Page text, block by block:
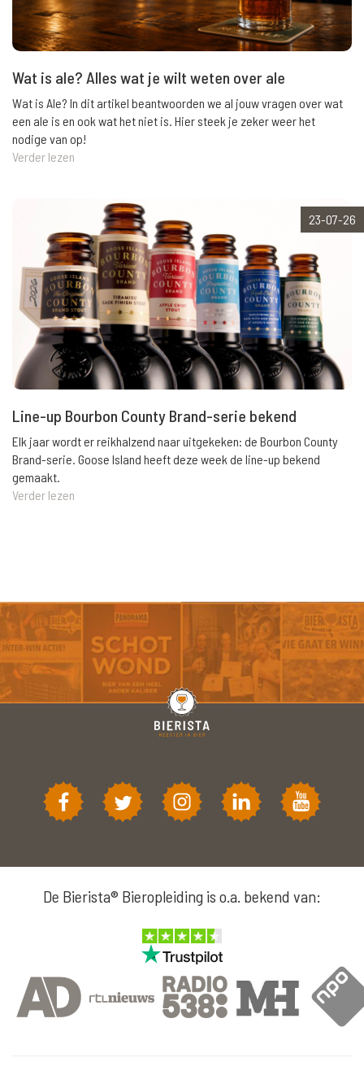
Wat is ale? Alles wat je wilt weten over ale
Wat is Ale? In dit artikel beantwoorden we al jouw vragen over wat
een ale is en ook wat het niet is. Hier steek je zeker weer het
nodige van op!
Verder lezen
23-07-26
Line-up Bourbon County Brand-serie bekend
Elk jaar wordt er reikhalzend naar uitgekeken: de Bourbon County
Brand-serie. Goose Island heeft deze week de line-up bekend
gemaakt.
Verder lezen
De Bierista® Bieropleiding is o.a. bekend van: